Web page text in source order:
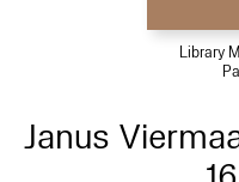
Library
Janus